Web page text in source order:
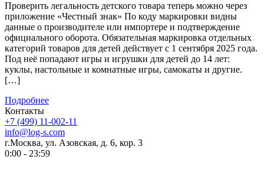
Проверить легальность детского товара теперь можно через
приложение «Честный знак» По коду маркировки видны
данные о производителе или импортере и подтверждение
официального оборота. Обязательная маркировка отдельных
категорий товаров для детей действует с 1 сентября 2025 года.
Под неё попадают игры и игрушки для детей до 14 лет:
куклы, настольные и комнатные игры, самокаты и другие.
[…]
Подробнее
Контакты
+7 (499) 11-002-11
info@log-s.com
г.Москва, ул. Азовская, д. 6, кор. 3
0:00 - 23:59